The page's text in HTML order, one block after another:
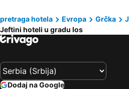
Dimitris Rooms
Mare Monte
Ios Plage
Nefeli rooms Ios
Skala Sunset Hotel and spa
pretraga hotela Evropa Grčka
Jeftini hoteli u gradu Ios
Dodaj na Google